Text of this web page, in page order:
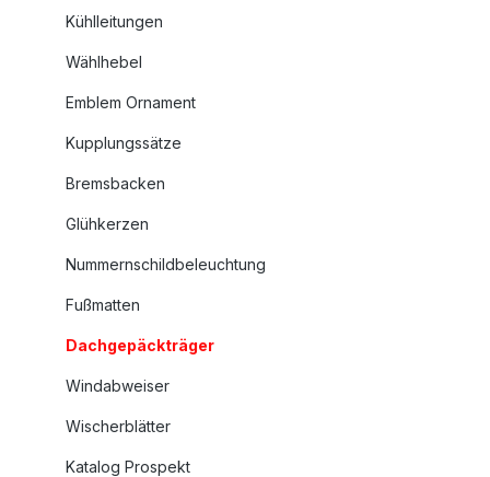
Kühlleitungen
Wählhebel
Emblem Ornament
Kupplungssätze
Bremsbacken
Glühkerzen
Nummernschildbeleuchtung
Fußmatten
Dachgepäckträger
Windabweiser
Wischerblätter
Katalog Prospekt